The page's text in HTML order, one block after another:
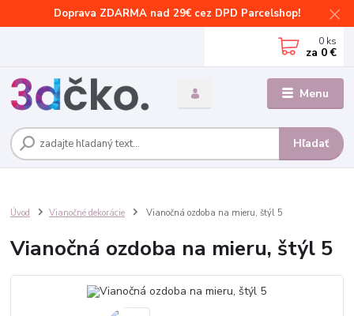
Doprava ZDARMA nad 29€ cez DPD Parcelshop!
Menu
Hľadať
0 ks
za 0 €
Úvod Vianočné dekorácie Vianočná ozdoba na mieru, štýl 5
Vianočná ozdoba na mieru, štýl 5